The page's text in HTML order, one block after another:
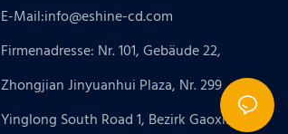
E-Mail:info@eshine-cd.com
Firmenadresse: Nr. 101, Gebäude 22,
Zhongjian Jinyuanhui Plaza, Nr. 299
Yinglong South Road 1, Bezirk Gaoxin,